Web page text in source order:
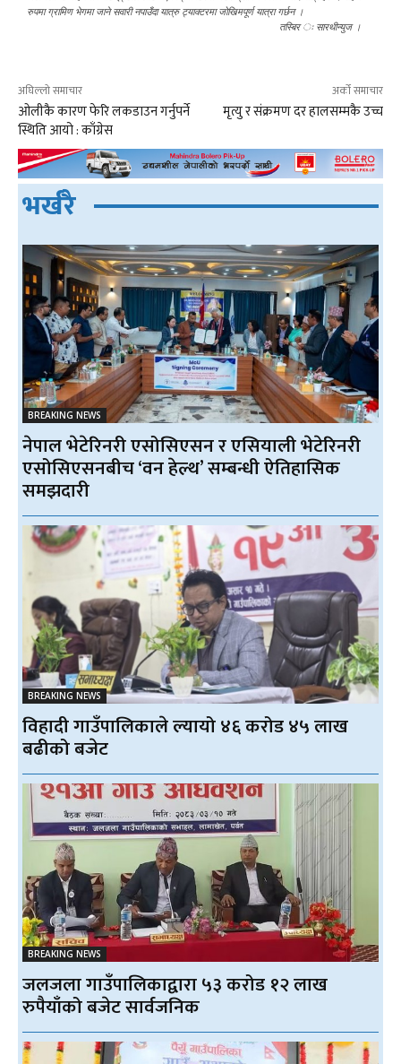
रुपमा ग्रामिण भेगमा जाने सवारी नपाउँदा यात्रु ट्याक्टरमा जोखिमपूर्ण यात्रा गर्छन ।
तस्बिर ः सारथीन्युज ।
अघिल्लो समाचार
ओलीकै कारण फेरि लकडाउन गर्नुपर्ने
स्थिति आयो : काँग्रेस
अर्को समाचार
मृत्यु र संक्रमण दर हालसम्मकै उच्च
भर्खरै
BREAKING NEWS
नेपाल भेटेरिनरी एसोसिएसन र एसियाली भेटेरिनरी
एसोसिएसनबीच ‘वन हेल्थ’ सम्बन्धी ऐतिहासिक
समझदारी
BREAKING NEWS
विहादी गाउँपालिकाले ल्यायो ४६ करोड ४५ लाख
बढीको बजेट
BREAKING NEWS
जलजला गाउँपालिकाद्वारा ५३ करोड १२ लाख
रुपैयाँको बजेट सार्वजनिक